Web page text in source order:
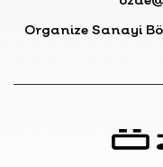
Organize Sanayi